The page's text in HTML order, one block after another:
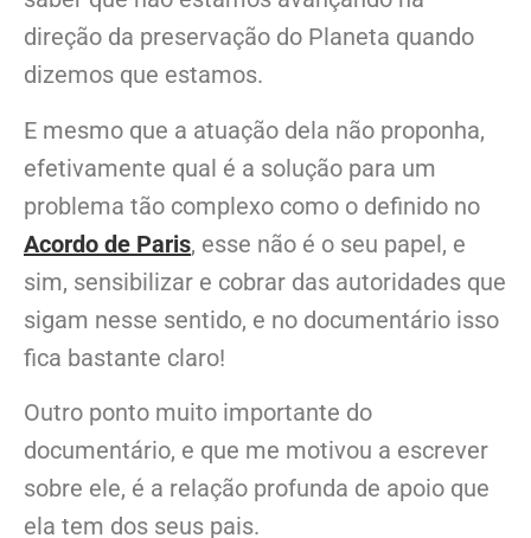
direção da preservação do Planeta quando
dizemos que estamos.
E mesmo que a atuação dela não proponha,
efetivamente qual é a solução para um
problema tão complexo como o definido no
Acordo de Paris, esse não é o seu papel, e
sim, sensibilizar e cobrar das autoridades que
sigam nesse sentido, e no documentário isso
fica bastante claro!
Outro ponto muito importante do
documentário, e que me motivou a escrever
sobre ele, é a relação profunda de apoio que
ela tem dos seus pais.